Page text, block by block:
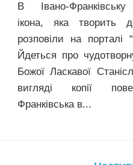
В Івано-
ікона, яка творить
розповіли на порталі
Йдеться про
Божої Ласкавої
вигляді копії
Франківська в...